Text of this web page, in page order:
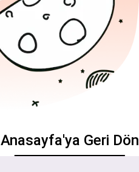
Anasayfa'ya Geri Dön